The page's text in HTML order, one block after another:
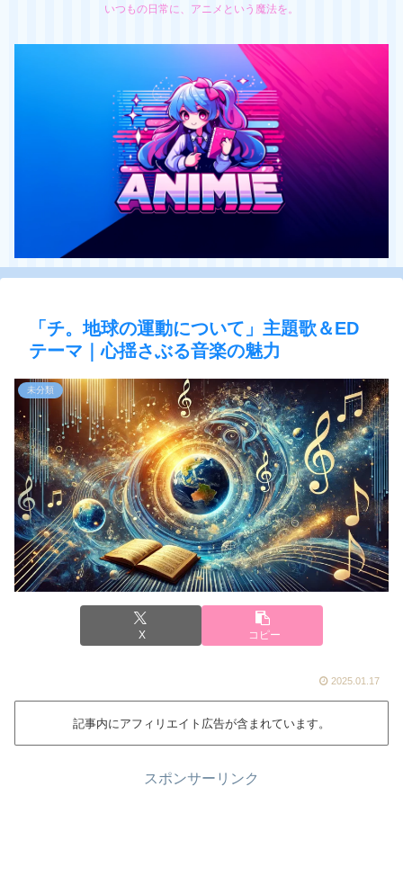
いつもの日常に、アニメという魔法を。
「チ。地球の運動について」主題歌＆ED
テーマ｜心揺さぶる音楽の魅力
未分類
X コピー
2025.01.17
記事内にアフィリエイト広告が含まれています。
スポンサーリンク